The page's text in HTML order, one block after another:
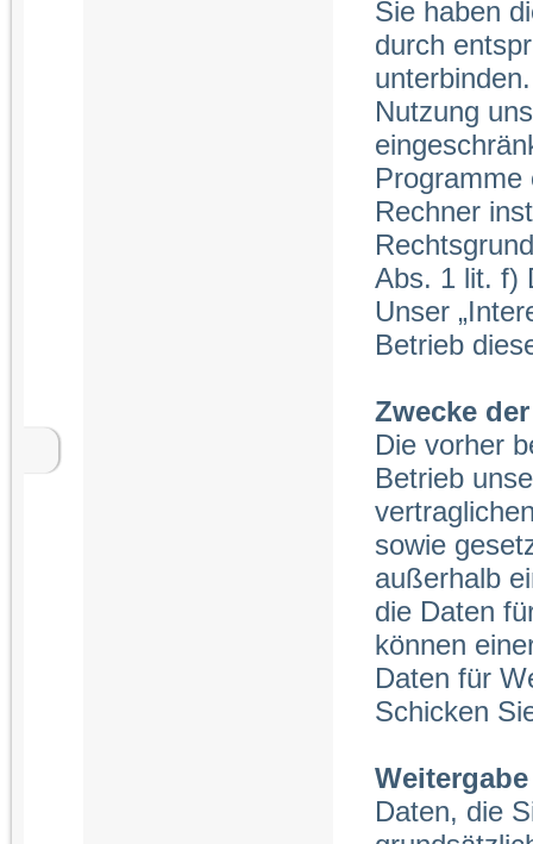
Sie haben
durch
Nutzung
Programme
Rechner
Abs. 1 lit. f)
Unser
Betrieb
Zwecke
Die vorher
Betrieb
sowie
außerhalb
die Daten
können
Daten für
Schicken
Daten, die